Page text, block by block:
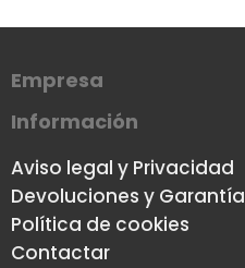
Empresa
Información
Aviso legal y Privacidad
Devoluciones y Garantía
Política de cookies
Contactar